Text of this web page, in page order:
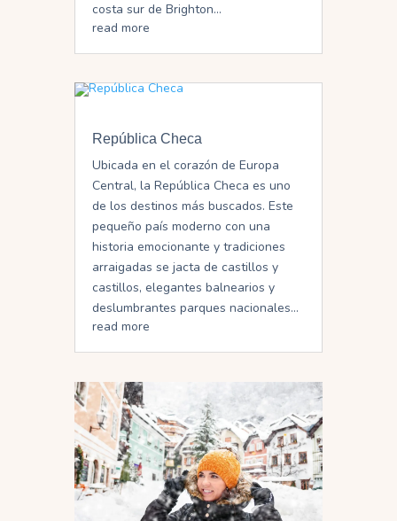
costa sur de Brighton...
read more
República Checa
Ubicada en el corazón de Europa
Central, la República Checa es uno
de los destinos más buscados. Este
pequeño país moderno con una
historia emocionante y tradiciones
arraigadas se jacta de castillos y
castillos, elegantes balnearios y
deslumbrantes parques nacionales...
read more